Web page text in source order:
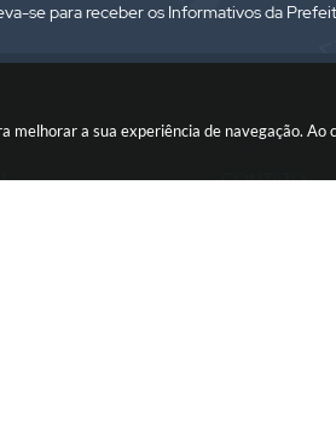
melhorar a sua experiência de navegação. Ao
se para receber os Informativos da
CONTATO